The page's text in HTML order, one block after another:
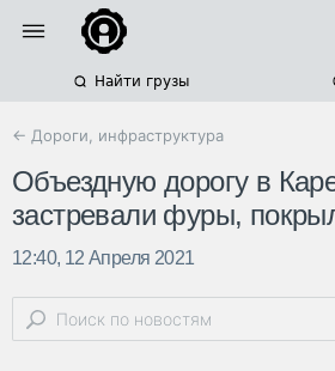
Найти грузы
← Дороги, инфраструктура
Объездную дорогу в
застревали фуры,
12:40, 12 Апреля 2021